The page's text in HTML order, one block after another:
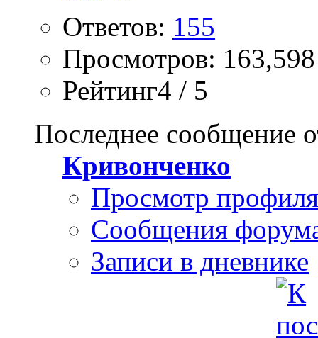
Ответов: 155
Просмотров: 163,598
Рейтинг4 / 5
Последнее сообщение
Кривонченко
Просмотр профиля
Сообщения
Записи в дневнике